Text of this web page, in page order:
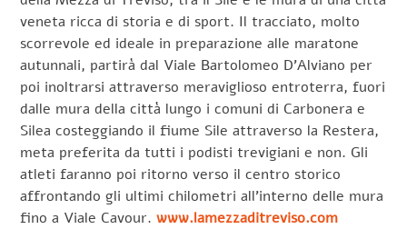
veneta ricca di storia e di sport. Il tracciato, molto
scorrevole ed ideale in preparazione alle maratone
autunnali, partirà dal Viale Bartolomeo D’Alviano per
poi inoltrarsi attraverso meraviglioso entroterra, fuori
dalle mura della città lungo i comuni di Carbonera e
Silea costeggiando il fiume Sile attraverso la Restera,
meta preferita da tutti i podisti trevigiani e non. Gli
atleti faranno poi ritorno verso il centro storico
affrontando gli ultimi chilometri all’interno delle mura
fino a Viale Cavour.www.lamezzaditreviso.com